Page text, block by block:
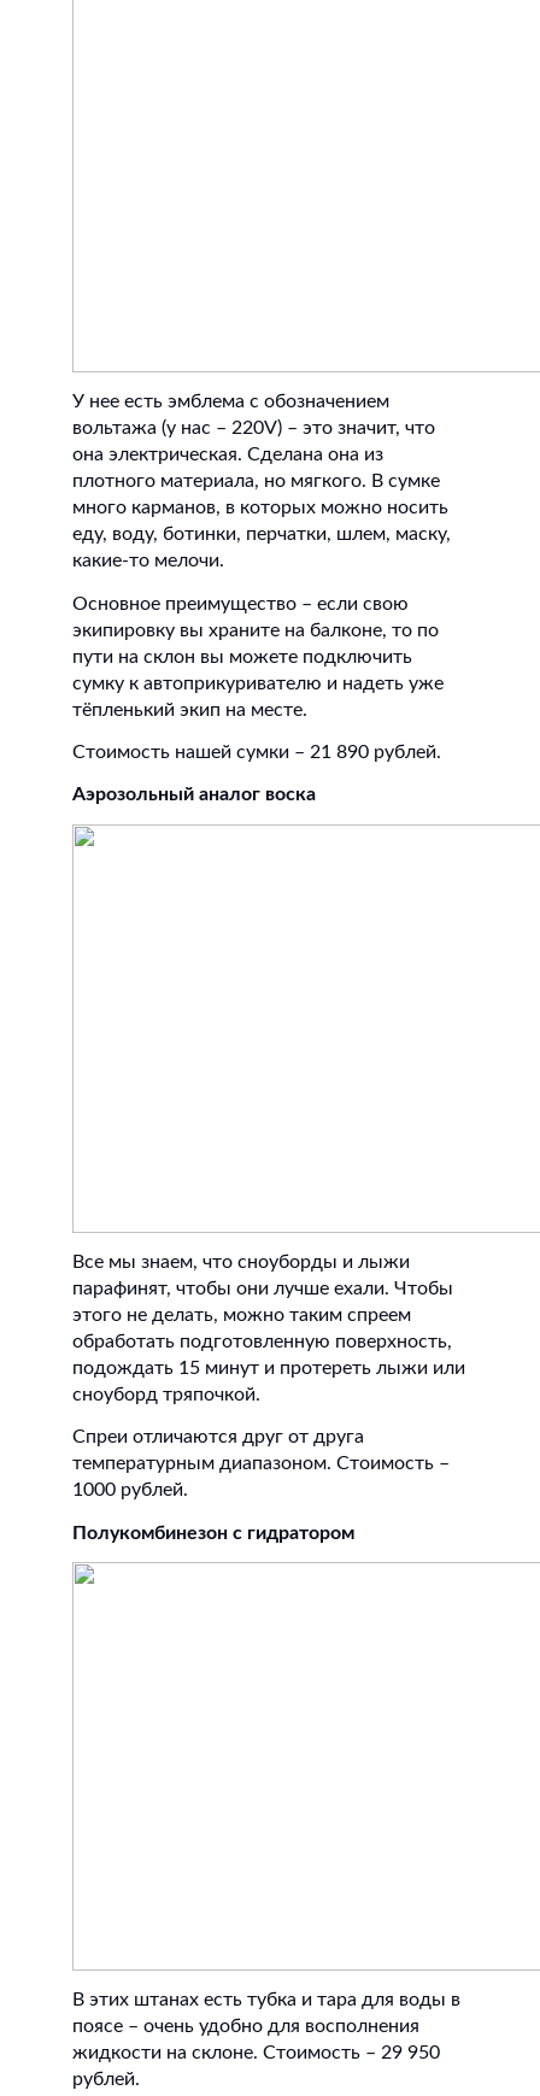
У нее есть эмблема с обозначением
вольтажа (у нас – 220V) – это значит, что
она электрическая. Сделана она из
плотного материала, но мягкого. В сумке
много карманов, в которых можно носить
еду, воду, ботинки, перчатки, шлем, маску,
какие-то мелочи.
Основное преимущество – если свою
экипировку вы храните на балконе, то по
пути на склон вы можете подключить
сумку к автоприкуривателю и надеть уже
тёпленький экип на месте.
Стоимость нашей сумки – 21 890 рублей.
Аэрозольный аналог воска
Все мы знаем, что сноуборды и лыжи
парафинят, чтобы они лучше ехали. Чтобы
этого не делать, можно таким спреем
обработать подготовленную поверхность,
подождать 15 минут и протереть лыжи или
сноуборд тряпочкой.
Спреи отличаются друг от друга
температурным диапазоном. Стоимость –
1000 рублей.
Полукомбинезон с гидратором
В этих штанах есть тубка и тара для воды в
поясе – очень удобно для восполнения
жидкости на склоне. Стоимость – 29 950
рублей.